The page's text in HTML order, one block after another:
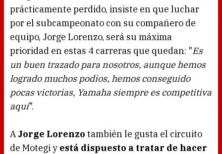
prácticamente perdido, insiste en que luchar
por el subcampeonato con su compañero de
equipo, Jorge Lorenzo, será su máxima
prioridad en estas 4 carreras que quedan: "Es
un buen trazado para nosotros, aunque hemos
logrado muchos podios, hemos conseguido
pocas victorias, Yamaha siempre es competitiva
aquí".
A Jorge Lorenzo también le gusta el circuito
de Motegi y está dispuesto a tratar de hacer